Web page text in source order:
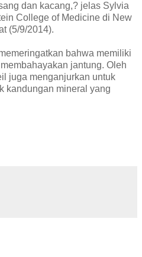
dan kacang,? jelas Sylvia
College of Medicine di New
(5/9/2014).
bahwa memiliki
jantung. Oleh
juga menganjurkan untuk
kandungan mineral yang